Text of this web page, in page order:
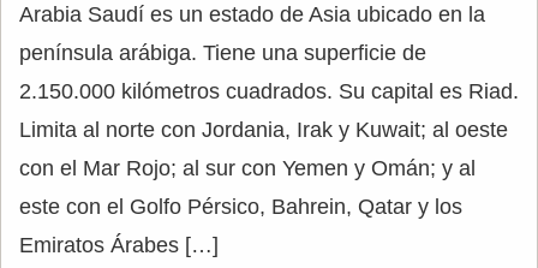
Arabia Saudí es un estado de Asia ubicado en la
península arábiga. Tiene una superficie de
2.150.000 kilómetros cuadrados. Su capital es Riad.
Limita al norte con Jordania, Irak y Kuwait; al oeste
con el Mar Rojo; al sur con Yemen y Omán; y al
este con el Golfo Pérsico, Bahrein, Qatar y los
Emiratos Árabes […]